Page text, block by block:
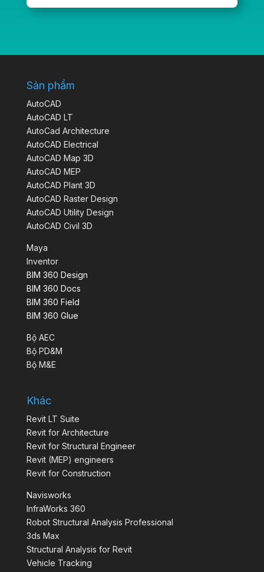
Sản phẩm
AutoCAD
AutoCAD LT
AutoCad Architecture
AutoCAD Electrical
AutoCAD Map 3D
AutoCAD MEP
AutoCAD Plant 3D
AutoCAD Raster Design
AutoCAD Utility Design
AutoCAD Civil 3D
Maya
Inventor
BIM 360 Design
BIM 360 Docs
BIM 360 Field
BIM 360 Glue
Bộ AEC
Bộ PD&M
Bộ M&E
Khác
Revit LT Suite
Revit for Architecture
Revit for Structural Engineer
Revit (MEP) engineers
Revit for Construction
Navisworks
InfraWorks 360
Robot Structural Analysis Professional
3ds Max
Structural Analysis for Revit
Vehicle Tracking